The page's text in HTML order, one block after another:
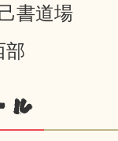
書道場
部
ル